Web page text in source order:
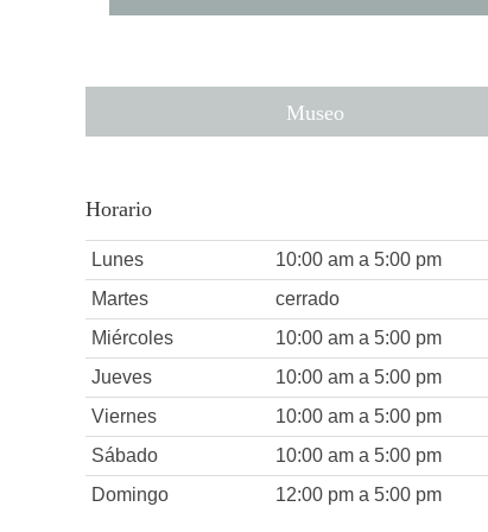
Museo
Horario
Lunes
10:00 am a 5:00 pm
Martes
cerrado
Miércoles
10:00 am a 5:00 pm
Jueves
10:00 am a 5:00 pm
Viernes
10:00 am a 5:00 pm
Sábado
10:00 am a 5:00 pm
Domingo
12:00 pm a 5:00 pm